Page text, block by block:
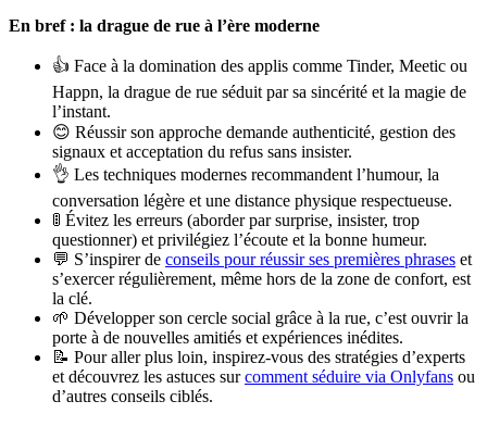
En bref : la drague de rue à l’ère moderne
👍 Face à la domination des applis comme Tinder, Meetic ou
Happn, la drague de rue séduit par sa sincérité et la magie de
l’instant.
😊 Réussir son approche demande authenticité, gestion des
signaux et acceptation du refus sans insister.
👌 Les techniques modernes recommandent l’humour, la
conversation légère et une distance physique respectueuse.
🚦 Évitez les erreurs (aborder par surprise, insister, trop
questionner) et privilégiez l’écoute et la bonne humeur.
💬 S’inspirer de conseils pour réussir ses premières phrases et
s’exercer régulièrement, même hors de la zone de confort, est
la clé.
🌱 Développer son cercle social grâce à la rue, c’est ouvrir la
porte à de nouvelles amitiés et expériences inédites.
📝 Pour aller plus loin, inspirez-vous des stratégies d’experts
et découvrez les astuces surcomment séduire via Onlyfans ou
d’autres conseils ciblés.